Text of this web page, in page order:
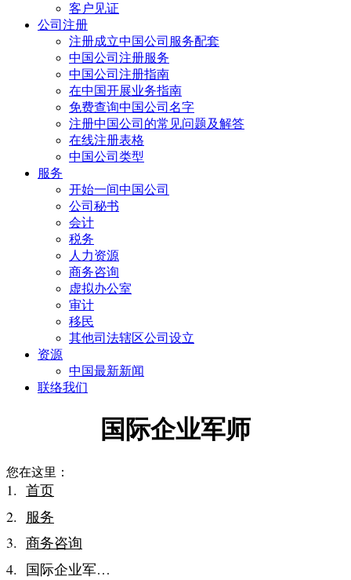
客户见证
公司注册
注册成立中国公司服务配套
中国公司注册服务
中国公司注册指南
在中国开展业务指南
免费查询中国公司名字
注册中国公司的常见问题及解答
在线注册表格
中国公司类型
服务
开始一间中国公司
公司秘书
会计
税务
人力资源
商务咨询
虚拟办公室
审计
移民
其他司法辖区公司设立
资源
中国最新新闻
联络我们
国际企业军师
您在这里：
首页
服务
商务咨询
国际企业军…